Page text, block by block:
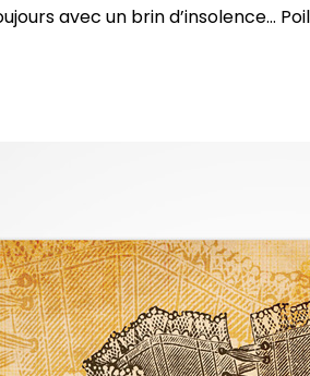
avec un brin d’insolence…